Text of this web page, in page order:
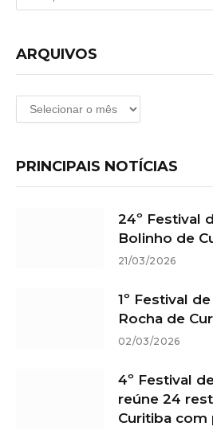
ARQUIVOS
Arquivos
PRINCIPAIS NOTÍCIAS
24º Festival
Bolinho de
21/03/2026
1º Festival
Rocha de
02/03/2026
4º Festival
reúne 24
Curitiba com